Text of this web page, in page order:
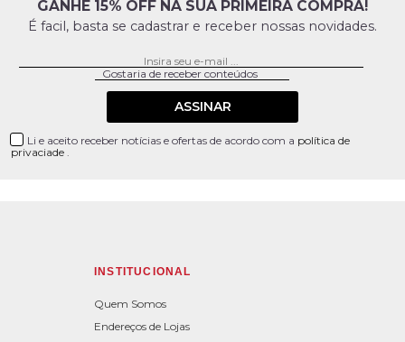
GANHE 15% OFF NA SUA PRIMEIRA COMPRA!
É facil, basta se cadastrar e receber nossas novidades.
ASSINAR
Li e aceito receber notícias e ofertas de acordo com a política de
privaciade
INSTITUCIONAL
Quem Somos
Endereços de Lojas